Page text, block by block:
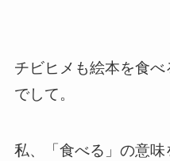
チビヒメも絵本を食
でして。
私、「食べる」の意